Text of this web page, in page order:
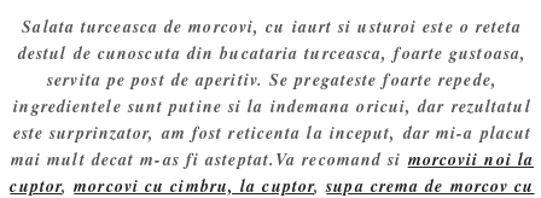
Salata turceasca de morcovi, cu iaurt si usturoi este o reteta
destul de cunoscuta din bucataria turceasca, foarte gustoasa,
servita pe post de aperitiv. Se pregateste foarte repede,
ingredientele sunt putine si la indemana oricui, dar rezultatul
este surprinzator, am fost reticenta la inceput, dar mi-a placut
mai mult decat m-as fi asteptat.Va recomand si morcovii noi la
cuptor,morcovi cu cimbru, la cuptor,supa crema de morcov cu